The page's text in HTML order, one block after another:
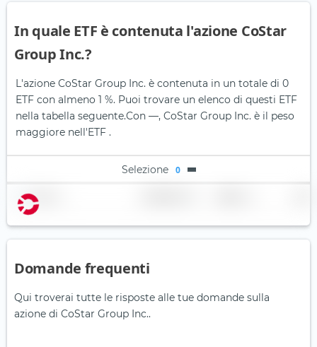
In quale ETF è contenuta l'azione CoStar
Group Inc.?
L'azione CoStar Group Inc. è contenuta in un totale di 0
ETF con almeno 1 %. Puoi trovare un elenco di questi ETF
nella tabella seguente.Con —, CoStar Group Inc. è il peso
maggiore nell'ETF .
Selezione 0
Nome
Domande frequenti
Qui troverai tutte le risposte alle tue domande sulla
azione di CoStar Group Inc..